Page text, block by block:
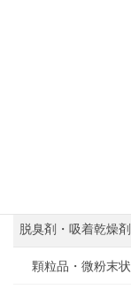
脱臭剤・吸着乾燥剤
顆粒品・微粉末状